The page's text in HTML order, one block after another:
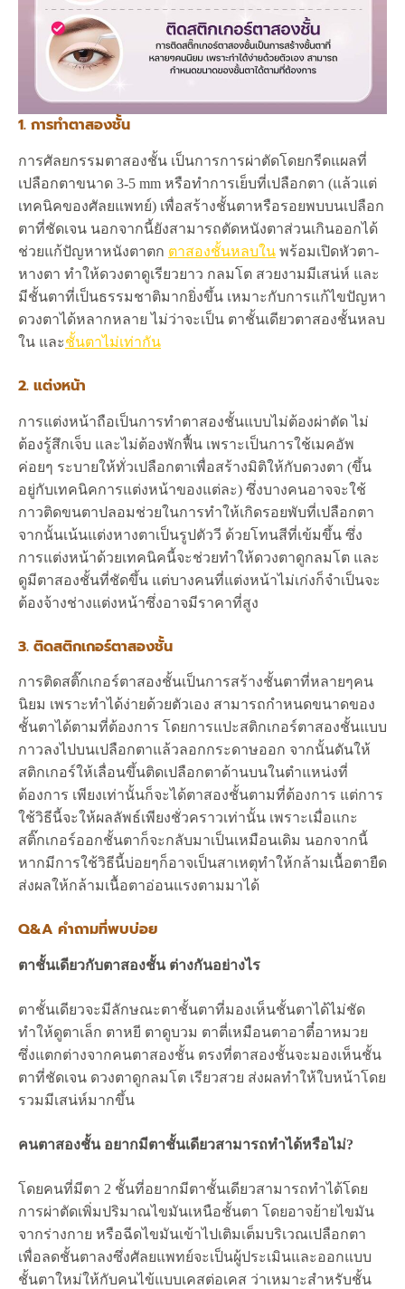
1. การทำตาสองชั้น
การศัลยกรรมตาสองชั้น เป็นการการผ่าตัดโดยกรีดแผลที่
เปลือกตาขนาด 3-5 mm หรือทำการเย็บที่เปลือกตา (แล้วแต่
เทคนิคของศัลยแพทย์) เพื่อสร้างชั้นตาหรือรอยพบบนเปลือก
ตาที่ชัดเจน นอกจากนี้ยังสามารถตัดหนังตาส่วนเกินออกได้
ช่วยแก้ปัญหาหนังตาตก ตาสองชั้นหลบใน พร้อมเปิดหัวตา-
หางตา ทำให้ดวงตาดูเรียวยาว กลมโต สวยงามมีเสน่ห์ และ
มีชั้นตาที่เป็นธรรมชาติมากยิ่งขึ้น เหมาะกับการแก้ไขปัญหา
ดวงตาได้หลากหลาย ไม่ว่าจะเป็น ตาชั้นเดียวตาสองชั้นหลบ
ใน และชั้นตาไม่เท่ากัน
2. แต่งหน้า
การแต่งหน้าถือเป็นการทำตาสองชั้นแบบไม่ต้องผ่าตัด ไม่
ต้องรู้สึกเจ็บ และไม่ต้องพักฟื้น เพราะเป็นการใช้เมคอัพ
ค่อยๆ ระบายให้ทั่วเปลือกตาเพื่อสร้างมิติให้กับดวงตา (ขึ้น
อยู่กับเทคนิคการแต่งหน้าของแต่ละ) ซึ่งบางคนอาจจะใช้
กาวติดขนตาปลอมช่วยในการทำให้เกิดรอยพับที่เปลือกตา
จากนั้นเน้นแต่งหางตาเป็นรูปตัววี ด้วยโทนสีที่เข้มขึ้น ซึ่ง
การแต่งหน้าด้วยเทคนิคนี้จะช่วยทำให้ดวงตาดูกลมโต และ
ดูมีตาสองชั้นที่ชัดขึ้น แต่บางคนที่แต่งหน้าไม่เก่งก็จำเป็นจะ
ต้องจ้างช่างแต่งหน้าซึ่งอาจมีราคาที่สูง
3. ติดสติกเกอร์ตาสองชั้น
การติดสติ๊กเกอร์ตาสองชั้นเป็นการสร้างชั้นตาที่หลายๆคน
นิยม เพราะทำได้ง่ายด้วยตัวเอง สามารถกำหนดขนาดของ
ชั้นตาได้ตามที่ต้องการ โดยการแปะสติกเกอร์ตาสองชั้นแบบ
กาวลงไปบนเปลือกตาแล้วลอกกระดาษออก จากนั้นดันให้
สติกเกอร์ให้เลื่อนขึ้นติดเปลือกตาด้านบนในตำแหน่งที่
ต้องการ เพียงเท่านั้นก็จะได้ตาสองชั้นตามที่ต้องการ แต่การ
ใช้วิธีนี้จะให้ผลลัพธ์เพียงชั่วคราวเท่านั้น เพราะเมื่อแกะ
สติ๊กเกอร์ออกชั้นตาก็จะกลับมาเป็นเหมือนเดิม นอกจากนี้
หากมีการใช้วิธีนี้บ่อยๆก็อาจเป็นสาเหตุทำให้กล้ามเนื้อตายืด
ส่งผลให้กล้ามเนื้อตาอ่อนแรงตามมาได้
Q&A คำถามที่พบบ่อย
ตาชั้นเดียวกับตาสองชั้น ต่างกันอย่างไร
ตาชั้นเดียวจะมีลักษณะตาชั้นตาที่มองเห็นชั้นตาได้ไม่ชัด
ทำให้ดูตาเล็ก ตาหยี ตาดูบวม ตาตี่เหมือนตาอาตี๋อาหมวย
ซึ่งแตกต่างจากคนตาสองชั้น ตรงที่ตาสองชั้นจะมองเห็นชั้น
ตาที่ชัดเจน ดวงตาดูกลมโต เรียวสวย ส่งผลทำให้ใบหน้าโดย
รวมมีเสน่ห์มากขึ้น
คนตาสองชั้น อยากมีตาชั้นเดียวสามารถทำได้หรือไม่?
โดยคนที่มีตา 2 ชั้นที่อยากมีตาชั้นเดียวสามารถทำได้โดย
การผ่าตัดเพิ่มปริมาณไขมันเหนือชั้นตา โดยอาจย้ายไขมัน
จากร่างกาย หรือฉีดไขมันเข้าไปเติมเต็มบริเวณเปลือกตา
เพื่อลดชั้นตาลงซึ่งศัลยแพทย์จะเป็นผู้ประเมินและออกแบบ
ชั้นตาใหม่ให้กับคนไข้แบบเคสต่อเคส ว่าเหมาะสำหรับชั้น